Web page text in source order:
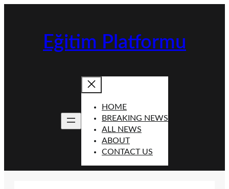
Eğitim Platformu
HOME
BREAKING NEWS
ALL NEWS
ABOUT
CONTACT US